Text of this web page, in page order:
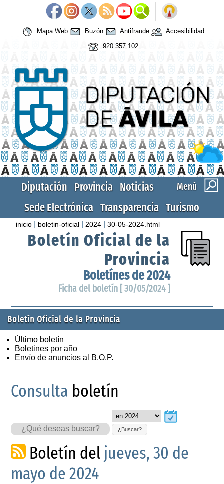
Mapa Web Buzón Antifraude
Accesibilidad
920 357 102
Menú
Diputación Provincia Noticias
Sede Electrónica Transparencia Turismo
inicio boletin-oficial 2024 |30-05-2024.html
Boletín Oficial de la
Provincia
Boletínes de 2024
Ficha del boletín [ 30/05/2024 ]
Boletín Oficial de la Provincia
Último boletín
Boletines por año
Envío de anuncios al B.O.P.
Consulta boletín
¿Buscar?
Boletín del jueves, 30 de
mayo de 2024